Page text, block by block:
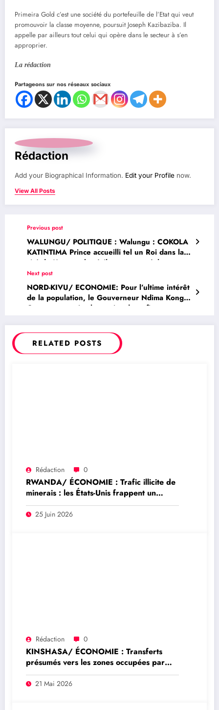
Primeira Gold c’est une société du portefeuille de l’Etat qui veut
promouvoir la classe moyenne, poursuit Joseph Kazibaziba. Il
appelle par ailleurs tout celui qui opère dans le secteur à s’en
approprier.
La rédaction
Partageons sur nos réseaux sociaux
Rédaction
Add your Biographical Information. Edit your Profile now.
View All Posts
Previous post
WALUNGU/ POLITIQUE : Walungu : COKOLA
KATINTIMA Prince accueilli tel un Roi dans la
cité de Kamanyola où il est venu prêcher
l’enrôlement de la population
Next post
NORD-KIVU/ ECONOMIE: Pour l’ultime intérêt
de la population, le Gouverneur Ndima Kongba
Constant autorise la reprise du trafic
de Goma malgré leur occupation par les M23
(Officiel)
RELATED POSTS
Rédaction 0
RWANDA/ ÉCONOMIE : Trafic illicite de
minerais : les États-Unis frappent un
réseau Rwandais lié à l’or de l’Est de la
RDC25 Juin 2026
Rédaction 0
KINSHASA/ ÉCONOMIE : Transferts
présumés vers les zones occupées par
l’AFC/M23 : deux conseillers du
ministère des Finances et un guichet
21 Mai 2026